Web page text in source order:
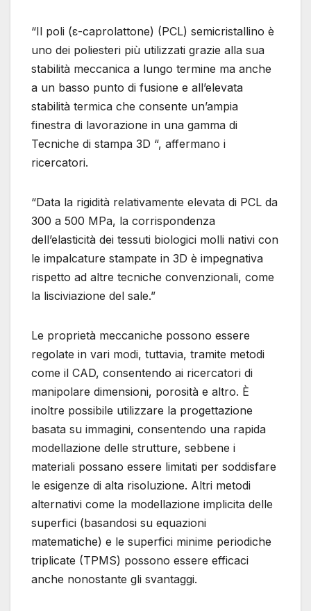
“Il poli (ε-caprolattone) (PCL) semicristallino è
uno dei poliesteri più utilizzati grazie alla sua
stabilità meccanica a lungo termine ma anche
a un basso punto di fusione e all’elevata
stabilità termica che consente un’ampia
finestra di lavorazione in una gamma di
Tecniche di stampa 3D “, affermano i
ricercatori.
“Data la rigidità relativamente elevata di PCL da
300 a 500 MPa, la corrispondenza
dell’elasticità dei tessuti biologici molli nativi con
le impalcature stampate in 3D è impegnativa
rispetto ad altre tecniche convenzionali, come
la lisciviazione del sale.”
Le proprietà meccaniche possono essere
regolate in vari modi, tuttavia, tramite metodi
come il CAD, consentendo ai ricercatori di
manipolare dimensioni, porosità e altro. È
inoltre possibile utilizzare la progettazione
basata su immagini, consentendo una rapida
modellazione delle strutture, sebbene i
materiali possano essere limitati per soddisfare
le esigenze di alta risoluzione. Altri metodi
alternativi come la modellazione implicita delle
superfici (basandosi su equazioni
matematiche) e le superfici minime periodiche
triplicate (TPMS) possono essere efficaci
anche nonostante gli svantaggi.